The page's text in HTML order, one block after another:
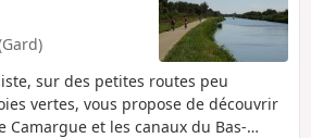
sur des petites routes peu
vertes, vous propose de découvrir
Camargue et les canaux du Bas-